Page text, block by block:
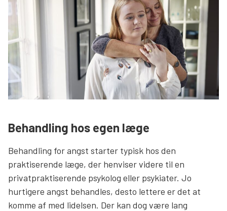
Behandling hos egen læge
Behandling for angst starter typisk hos den
praktiserende læge, der henviser videre til en
privatpraktiserende psykolog eller psykiater. Jo
hurtigere angst behandles, desto lettere er det at
komme af med lidelsen. Der kan dog være lang